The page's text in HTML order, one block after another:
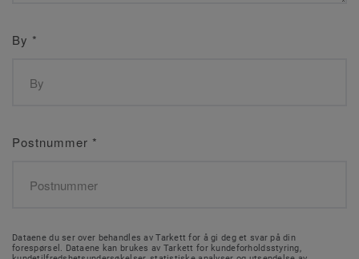
By *
Postnummer *
Dataene du ser over behandles av Tarkett for å gi deg et svar på din
forespørsel. Dataene kan brukes av Tarkett for kundeforholdsstyring,